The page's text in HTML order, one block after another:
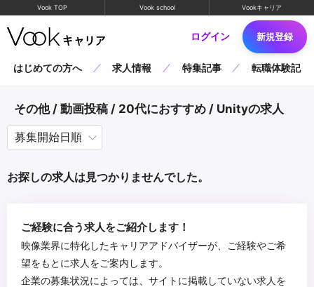
Vook TOP Vook school Vookキャリア
ログイン 新規登録
はじめての方へ 求人情報 特集記事 転職体験記
その他 / 動画投稿 / 20代におすすめ / Unityの求人
お探しの求人は見つかりませんでした。
ご経験に合う求人をご紹介します！
映像業界に特化したキャリアアドバイザーが、ご経験やご希
望をもとに求人をご案内します。
企業の募集状況によっては、サイトに掲載していない求人を